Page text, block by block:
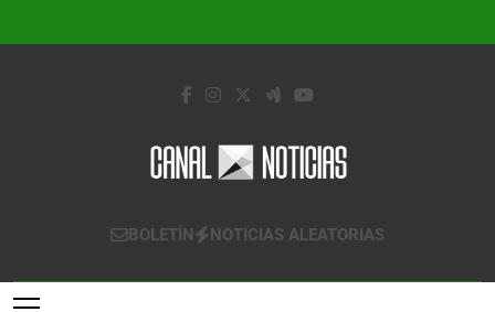
Canal Noticias
Canal Noticias
BOLETÍN NOTICIAS ALEATORIAS